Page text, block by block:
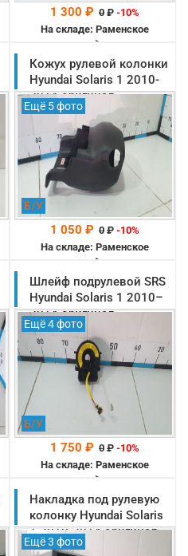
1 300 ₽ 0 ₽ -10%
На складе: Раменское
-->
Кожух рулевой колонки
Hyundai Solaris 1 2010-
2014 оригинал
(848521R000RY)
Ещё 5 фото
Б/У
1 050 ₽ 0 ₽ -10%
На складе: Раменское
-->
Шлейф подрулевой SRS
Hyundai Solaris 1 2010–
2014 оригинал
(934900U010)
Ещё 4 фото
Б/У
1 750 ₽ 0 ₽ -10%
На складе: Раменское
-->
Накладка под рулевую
колонку Hyundai Solaris
1 2010-2014 оригинал
(847501R000RY)
Ещё 3 фото